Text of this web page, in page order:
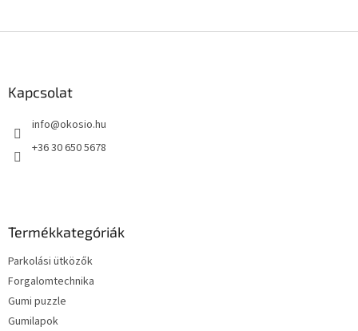
Kapcsolat
info@okosio.hu
+36 30 650 5678
Termékkategóriák
Parkolási ütközők
Forgalomtechnika
Gumi puzzle
Gumilapok